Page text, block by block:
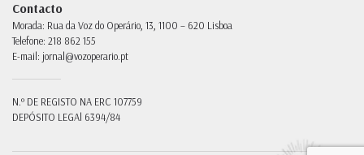
Contacto
Morada: Rua da Voz do Operário, 13, 1100 – 620 Lisboa
Telefone: 218 862 155
E-mail: jornal@vozoperario.pt
N.º DE REGISTO NA ERC 107759
DEPÓSITO LEGAl 6394/84